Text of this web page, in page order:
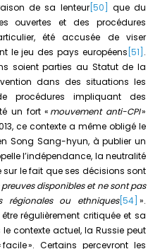
de sa lenteur[50]
que du
ouvertes et des procédures
été accusée de viser
le jeu des pays européens [51] .
soient parties au Statut de la
dans des situations les
procédures impliquant des
un fort « mouvement anti-CPI»
ce contexte a même obligé le
Song Sang-hyun, à publier un
l’indépendance, la neutralité
sur le fait que ses décisions sont
disponibles et ne sont pas
régionales ou ethniques[54] ».
régulièrement critiquée et sa
contexte actuel, la Russie peut
». Certains percevront les